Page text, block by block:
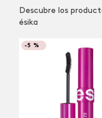
Descubre los
ésika
-5 %